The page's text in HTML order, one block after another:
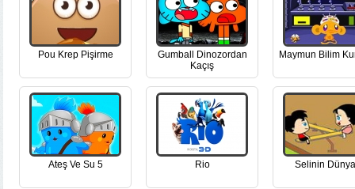
Pou Krep Pişirme
Gumball Dinozordan
Kaçış
Maymun Bilim
Ateş Ve Su 5 Rio Selinin